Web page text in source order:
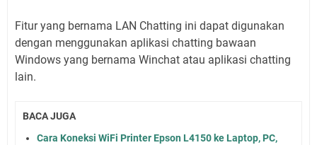
Fitur yang bernama LAN Chatting ini dapat digunakan
dengan menggunakan aplikasi chatting bawaan
Windows yang bernama Winchat atau aplikasi chatting
lain.
BACA JUGA
Cara Koneksi WiFi Printer Epson L4150 ke Laptop, PC,